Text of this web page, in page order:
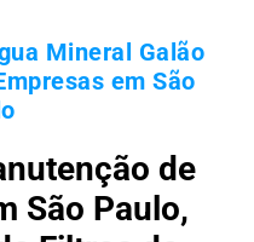
Mineral Galão
em São
de
São Paulo,